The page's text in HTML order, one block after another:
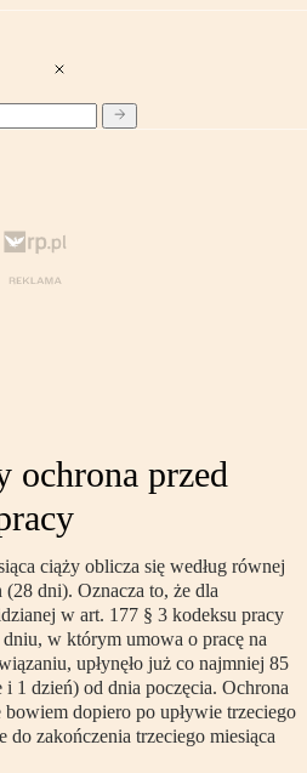
ochrona przed
ciąży oblicza się według równej
dni). Oznacza to, że dla
w art. 177 § 3 kodeksu pracy
w którym umowa o pracę na
upłynęło już co najmniej 85
1 dzień) od dnia poczęcia. Ochrona
dopiero po upływie trzeciego
do zakończenia trzeciego miesiąca